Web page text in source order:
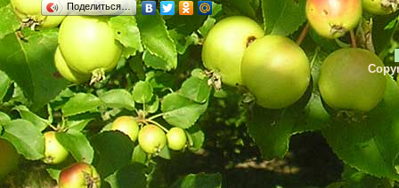
Поделиться…